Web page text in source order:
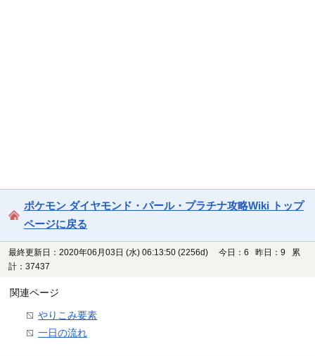
ポケモン ダイヤモンド・パール・プラチナ攻略Wiki トップ
ページに戻る
最終更新日：2020年06月03日 (水) 06:13:50 (2256d)
今日：6 昨日：9 累
計：37437
関連ページ
やりこみ要素
一日の流れ